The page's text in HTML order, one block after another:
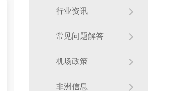
行业资讯
常见问题解答
机场政策
非洲信息